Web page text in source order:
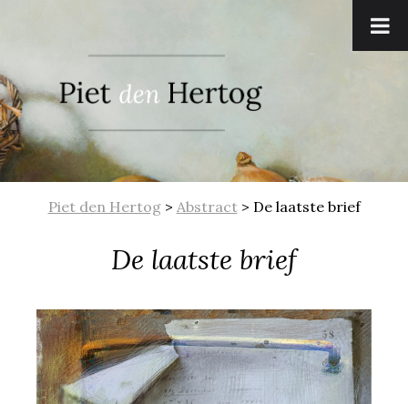
Piet den Hertog> Abstract> De laatste brief
De laatste brief